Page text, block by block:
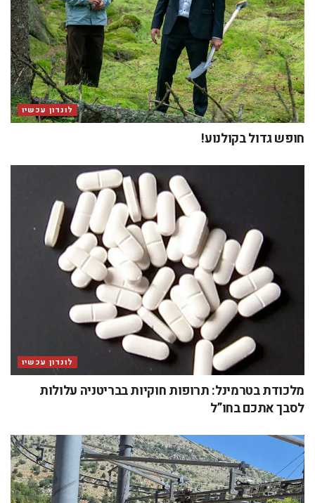
לונדון עכשיו
חופש גדול בקולנוע!
לונדון עכשיו
מלכודת בטרמינל: תרופות חוקיות בבריטניה עלולות
לסבך אתכם בחו”ל